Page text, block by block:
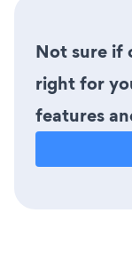
Not sure if
right for
features